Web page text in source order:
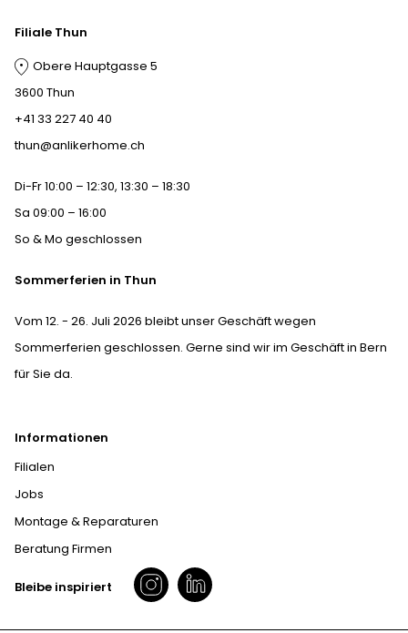
Informationen
Filialen
Jobs
Montage & Reparaturen
Beratung Firmen
Filiale Thun
Obere Hauptgasse 5
3600 Thun
+41 33 227 40 40
thun@anlikerhome.ch
Di-Fr 10:00 – 12:30, 13:30 – 18:30
Sa 09:00 – 16:00
So & Mo geschlossen
Sommerferien in Thun
Vom 12. - 26. Juli 2026 bleibt unser Geschäft wegen
Sommerferien geschlossen. Gerne sind wir im Geschäft in Bern
für Sie da.
Bleibe inspiriert